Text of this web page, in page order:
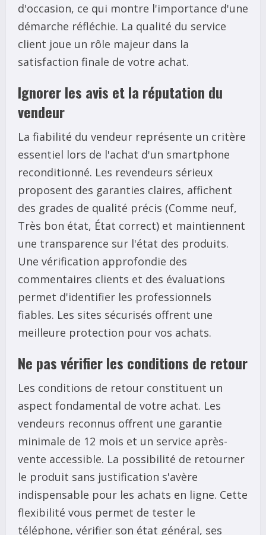
d'occasion, ce qui montre l'importance d'une
démarche réfléchie. La qualité du service
client joue un rôle majeur dans la
satisfaction finale de votre achat.
Ignorer les avis et la réputation du
vendeur
La fiabilité du vendeur représente un critère
essentiel lors de l'achat d'un smartphone
reconditionné. Les revendeurs sérieux
proposent des garanties claires, affichent
des grades de qualité précis (Comme neuf,
Très bon état, État correct) et maintiennent
une transparence sur l'état des produits.
Une vérification approfondie des
commentaires clients et des évaluations
permet d'identifier les professionnels
fiables. Les sites sécurisés offrent une
meilleure protection pour vos achats.
Ne pas vérifier les conditions de retour
Les conditions de retour constituent un
aspect fondamental de votre achat. Les
vendeurs reconnus offrent une garantie
minimale de 12 mois et un service après-
vente accessible. La possibilité de retourner
le produit sans justification s'avère
indispensable pour les achats en ligne. Cette
flexibilité vous permet de tester le
téléphone, vérifier son état général, ses